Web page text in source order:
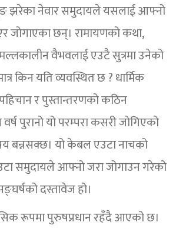
झरेका नेवार समुदायले यसलाई आफ्नो
जोगाएका छन्। रामायणको कथा,
वैभवलाई एउटै सुत्रमा उनेको
किन यति व्यवस्थित छ ? धार्मिक
र पुस्तान्तरणको कठिन
पुरानो यो परम्परा कसरी जोगिएको
बन्नसक्छ। यो केबल एउटा नाचको
समुदायले आफ्नो जरा जोगाउन गरेको
दस्तावेज हो।
रूपमा पुरुषप्रधान रहँदै आएको छ।